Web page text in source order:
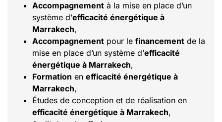
Accompagnement à la mise en place d’un
système d’efficacité énergétique à
Marrakech,
Accompagnement pour le financement de la
mise en place d’un système d’efficacité
énergétique à Marrakech,
Formation en efficacité énergétique à
Marrakech,
Études de conception et de réalisation en
efficacité énergétique à Marrakech,